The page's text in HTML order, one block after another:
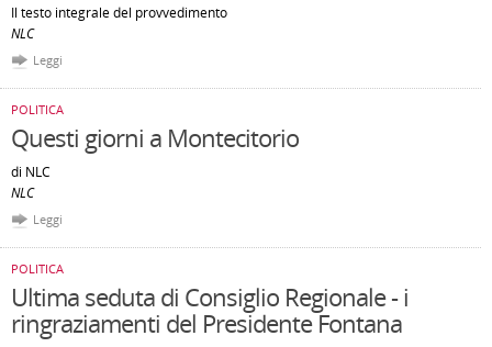
Il testo integrale del provvedimento
NLC
Leggi
POLITICA
Questi giorni a Montecitorio
di NLC
NLC
Leggi
POLITICA
Ultima seduta di Consiglio Regionale - i
ringraziamenti del Presidente Fontana